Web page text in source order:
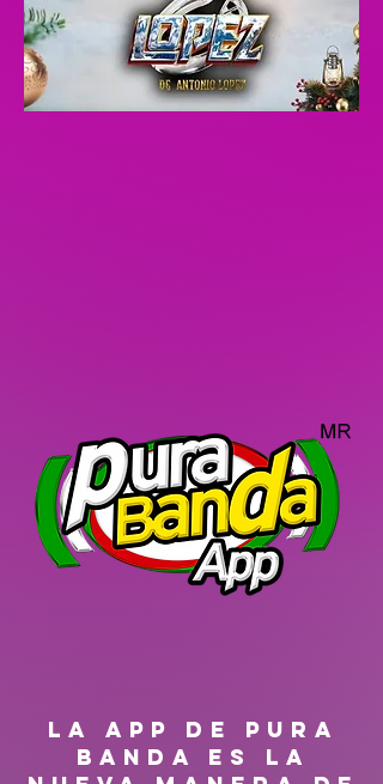
LA APP DE PURA
BANDA ES LA